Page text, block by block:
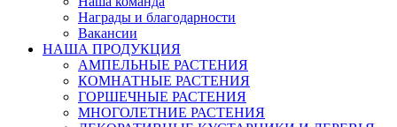
Награды и благодарности
Вакансии
НАША ПРОДУКЦИЯ
АМПЕЛЬНЫЕ РАСТЕНИЯ
КОМНАТНЫЕ РАСТЕНИЯ
ГОРШЕЧНЫЕ РАСТЕНИЯ
МНОГОЛЕТНИЕ РАСТЕНИЯ